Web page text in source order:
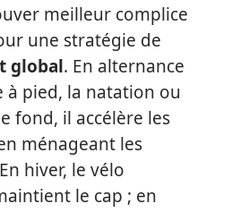
meilleur complice
une stratégie de
global. En alternance
à pied, la natation ou
fond, il accélère les
ménageant les
hiver, le vélo
le cap ; en